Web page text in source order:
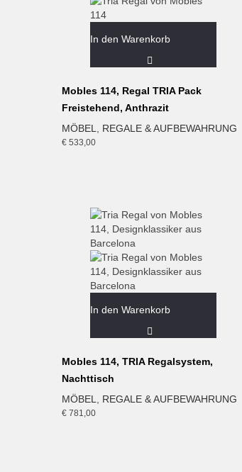
In den Warenkorb
Mobles 114, Regal TRIA Pack
Freistehend, Anthrazit
MÖBEL
REGALE & AUFBEWAHRUNG
€ 533,00
In den Warenkorb
Mobles 114, TRIA Regalsystem,
Nachttisch
MÖBEL
REGALE & AUFBEWAHRUNG
€ 781,00